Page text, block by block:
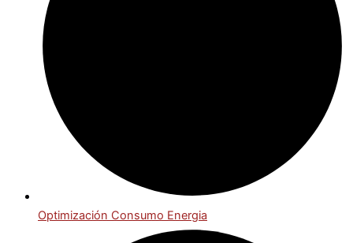
Optimización Consumo Energia